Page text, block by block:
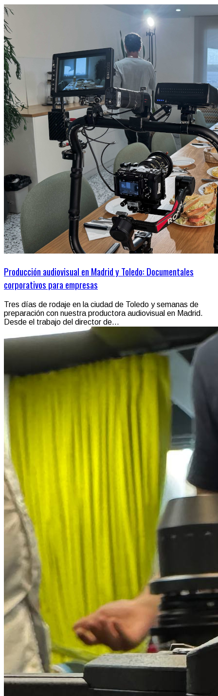
Producción audiovisual en Madrid y Toledo: Documentales
corporativos para empresas
Tres días de rodaje en la ciudad de Toledo y semanas de
preparación con nuestra productora audiovisual en Madrid.
Desde el trabajo del director de...